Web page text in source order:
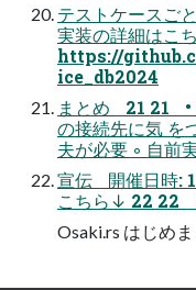
テストケース
実装の詳細はこ
https://
ice_db2024
まとめ 21 21 •
の接続先に気 を
夫が必要 ◦ 自前
宣伝 開催日時:
こちら↓ 22 22
Osaki.rs はじめま